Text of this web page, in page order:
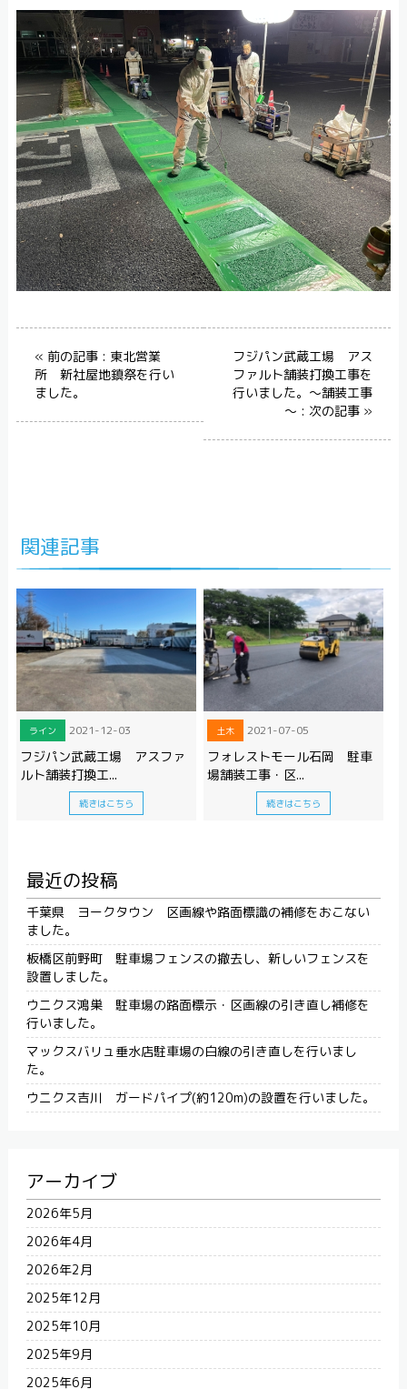
« 前の記事 : 東北営業
所 新社屋地鎮祭を行い
ました。
フジパン武蔵工場 アス
ファルト舗装打換工事を
行いました。～舗装工事
～ : 次の記事 »
関連記事
ライン 2021-12-03
フジパン武蔵工場 アスファ
ルト舗装打換工...
続きはこちら
土木 2021-07-05
フォレストモール石岡 駐車
場舗装工事・区...
続きはこちら
最近の投稿
千葉県 ヨークタウン 区画線や路面標識の補修をおこない
ました。
板橋区前野町 駐車場フェンスの撤去し、新しいフェンスを
設置しました。
ウニクス鴻巣 駐車場の路面標示・区画線の引き直し補修を
行いました。
マックスバリュ垂水店駐車場の白線の引き直しを行いまし
た。
ウニクス吉川 ガードパイプ(約120m)の設置を行いました。
アーカイブ
2026年5月
2026年4月
2026年2月
2025年12月
2025年10月
2025年9月
2025年6月